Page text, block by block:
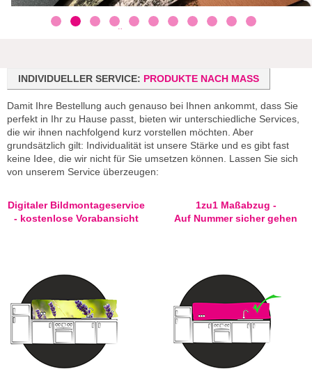
MEHR INFOS HIER
Damit Ihre Bestellung auch genauso bei Ihnen ankommt, dass Sie
keine Idee, die wir nicht für Sie umsetzen können. Lassen Sie sich
von unserem Service überzeugen:
Digitaler Bildmontageservice
- kostenlose Vorabansicht
1zu1 Maßabzug -
Auf Nummer sicher gehen